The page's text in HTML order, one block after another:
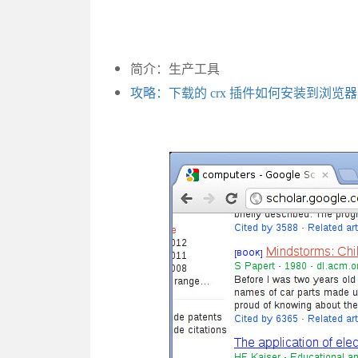
简介：生产工具
攻略：下载的 crx 插件如何安装到浏览